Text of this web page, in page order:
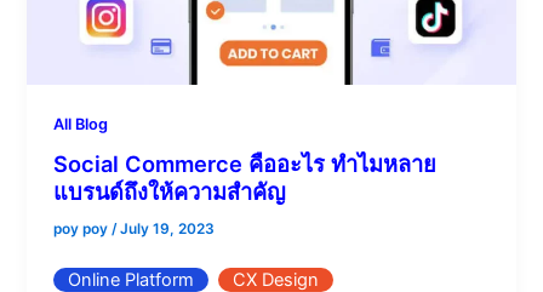
All Blog
Social Commerce คืออะไร ทำไมหลาย
แบรนด์ถึงให้ความสำคัญ
poy poy/July 19, 2023
Online Platform CX Design